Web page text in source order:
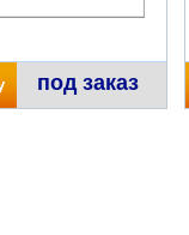
под заказ